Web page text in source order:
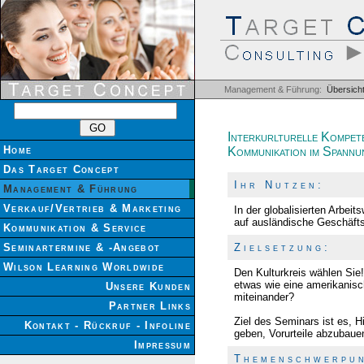
Interkurlturelle
Kommunikation im
I h r N u t z e n :
In der globalisierten
auf ausländische
Z i e l s e t z u n g :
Den Kulturkreis wählen
etwas wie eine
miteinander?
Ziel des Seminars ist es,
geben, Vorurteile
T h e m e n s c h w e r p u
Management & Führung: Übersicht
Home
Das Target Concept
Management & Führung
Verkauf/Vertrieb & Marketing
Kommunikation & Service
Seminartermine & -Angebot
Wilson Learning Worldwide
Unsere Kunden
Partner Links
Kontakt - Rückruf - Infoline
Impressum